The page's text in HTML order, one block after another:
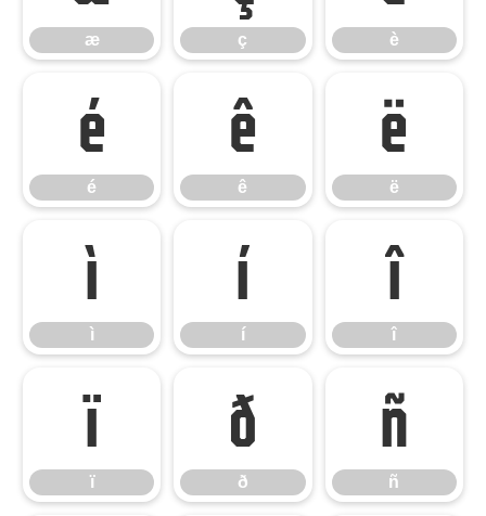
æ ç è
é
é
ê
ê
ë
ë
ì
ì
í
í
î
î
ï
ï
ð
ð
ñ
ñ